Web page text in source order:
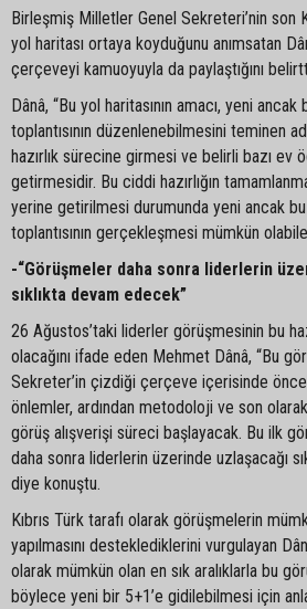
Birleşmiş Milletler Genel Sekreteri’nin son
yol haritası ortaya koyduğunu anımsatan
çerçeveyi kamuoyuyla da paylaştığını
Dânâ, “Bu yol haritasının amacı, yeni
toplantısının düzenlenebilmesini teminen
hazırlık sürecine girmesi ve belirli bazı ev
getirmesidir. Bu ciddi hazırlığın
yerine getirilmesi durumunda yeni ancak bu
toplantısının gerçekleşmesi mümkün
-“Görüşmeler daha sonra liderlerin
sıklıkta devam edecek”
26 Ağustos’taki liderler görüşmesinin bu
olacağını ifade eden Mehmet Dânâ, “Bu
Sekreter’in çizdiği çerçeve içerisinde
önlemler, ardından metodoloji ve son
görüş alışverişi süreci başlayacak. Bu ilk
daha sonra liderlerin üzerinde uzlaşacağı
diye konuştu.
Kıbrıs Türk tarafı olarak görüşmelerin
yapılmasını desteklediklerini vurgulayan
olarak mümkün olan en sık aralıklarla bu
böylece yeni bir 5+1’e gidilebilmesi için